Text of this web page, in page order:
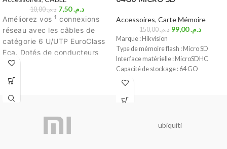
د.م.10,00 د.م.7,50
Améliorez vos 1 connexions
réseau avec les câbles de
catégorie 6 U/UTP EuroClass
Eca. Dotés de conducteurs
solides de calibre 24 AWG,
transmission de données
rapide et fiable. Leur
assure une résistance au feu
Accessoires, Carte Mémoire
د.م.150,00 د.م.99,00
Marque : Hikvision
Type de mémoire flash : Micro SD
Interface matérielle : MicroSDHC
Capacité de stockage : 64 GO
ubiquiti